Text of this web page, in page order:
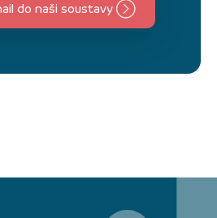
do naši soustavy